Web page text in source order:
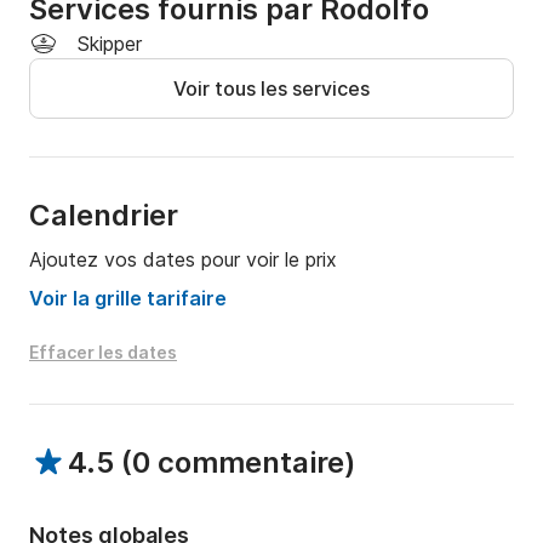
? Permis de navigation de base requis
? Service de skipper en option : +20 €/heure
? Carburant non inclus
en mer une expérience inoubliable ! ⚓
Services fournis par Rodolfo
Skipper
Voir tous les services
Calendrier
Ajoutez vos dates pour voir le prix
Voir la grille tarifaire
Effacer les dates
4.5 (0 commentaire)
Notes globales